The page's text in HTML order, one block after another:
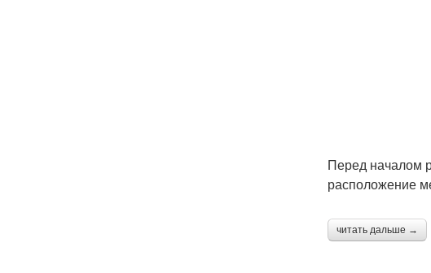
Перед началом
расположение
читать дальше →